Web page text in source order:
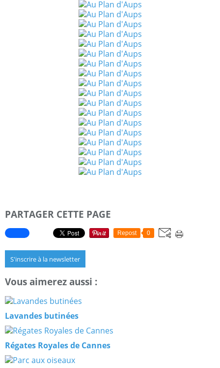
PARTAGER CETTE PAGE
Repost 0
S'inscrire à la newsletter
Vous aimerez aussi :
Lavandes butinées
Régates Royales de Cannes